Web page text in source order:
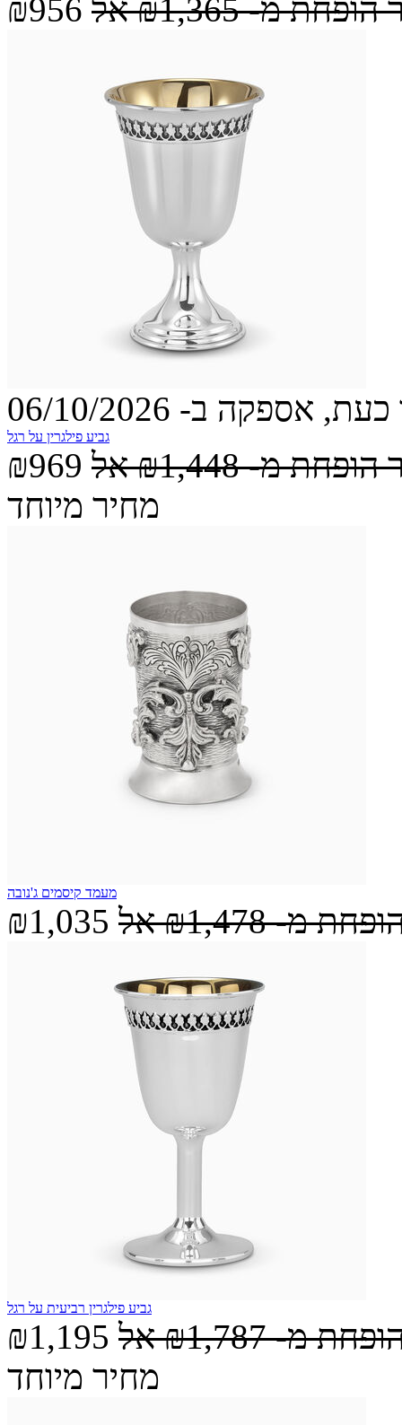
₪956 הופחת מ-₪1,365 אל
אספקה ב- 06/10/2026
גביע פילגרין על רגל
₪969 הופחת מ-₪1,448 אל
מחיר מיוחד
מעמד קיסמים ג'נובה
₪1,035 מ-₪1,478 אל
גביע פילגרין רביעית על רגל
₪1,195 מ-₪1,787 אל
מחיר מיוחד